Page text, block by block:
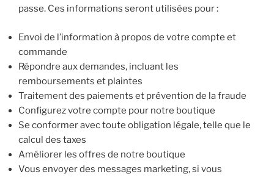
passe. Ces informations seront utilisées pour :
Envoi de l’information à propos de votre compte et
commande
Répondre aux demandes, incluant les
remboursements et plaintes
Traitement des paiements et prévention de la fraude
Configurez votre compte pour notre boutique
Se conformer avec toute obligation légale, telle que le
calcul des taxes
Améliorer les offres de notre boutique
Vous envoyer des messages marketing, si vous